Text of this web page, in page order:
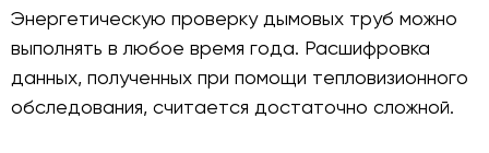
Энергетическую проверку дымовых труб можно
выполнять в любое время года. Расшифровка
данных, полученных при помощи тепловизионного
обследования, считается достаточно сложной.